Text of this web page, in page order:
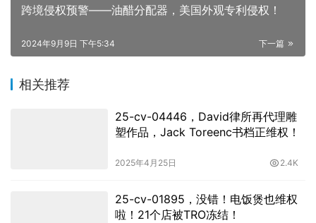
跨境侵权预警——油醋分配器，美国外观专利侵权！
下一篇
2024年9月9日 下午5:34
相关推荐
25-cv-04446，David律所再代理雕
塑作品，Jack Toreenc书档正维权！
2025年4月25日 2.4K
25-cv-01895，没错！电饭煲也维权
啦！21个店被TRO冻结！